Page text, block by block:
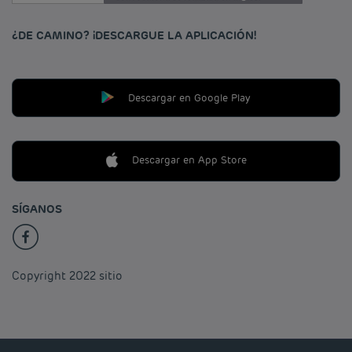
¿DE CAMINO? ¡DESCARGUE LA APLICACIÓN!
Descargar en Google Play
Descargar en App Store
SÍGANOS
Copyright 2022 sitio